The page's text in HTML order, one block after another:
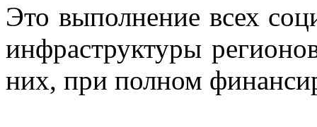
Это выполнение всех
инфраструктуры
них, при полном